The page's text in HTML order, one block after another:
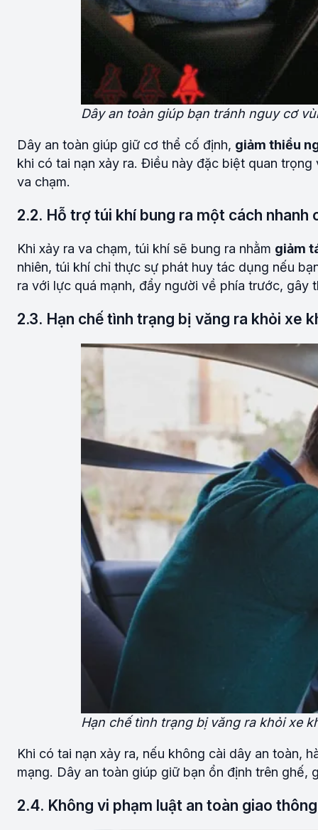
Dây an toàn giúp bạn tránh nguy cơ
Dây an toàn giúp giữ cơ thể cố định, giảm thiểu
khi có tai nạn xảy ra. Điều này đặc biệt quan
va chạm.
2.2. Hỗ trợ túi khí bung ra một cách nhanh
Khi xảy ra va chạm, túi khí sẽ bung ra nhằm giảm
nhiên, túi khí chỉ thực sự phát huy tác dụng nếu
ra với lực quá mạnh, đẩy người về phía trước,
2.3. Hạn chế tình trạng bị văng ra khỏi xe
Hạn chế tình trạng bị văng ra khỏi xe
Khi có tai nạn xảy ra, nếu không cài dây an toàn,
mạng. Dây an toàn giúp giữ bạn ổn định trên
2.4. Không vi phạm luật an toàn giao thông